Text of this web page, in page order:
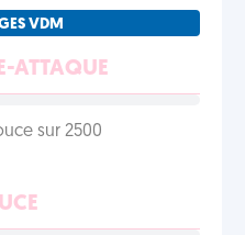
VDM
ATTAQUE
sur 2500